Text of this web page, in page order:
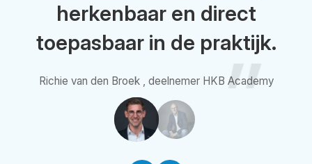
herkenbaar en direct
toepasbaar in de praktijk.
Richie van den Broek , deelnemer HKB Academy